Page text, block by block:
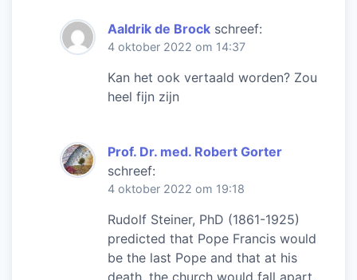
Aaldrik de Brock schreef:
4 oktober 2022 om 14:37
Kan het ook vertaald worden? Zou
heel fijn zijn
Prof. Dr. med. Robert Gorter
schreef:
4 oktober 2022 om 19:18
Rudolf Steiner, PhD (1861-1925)
predicted that Pope Francis would
be the last Pope and that at his